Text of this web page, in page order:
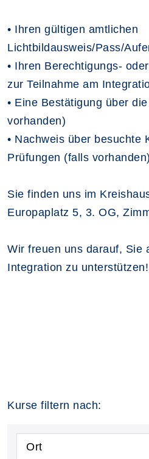
• Ihren gültigen amtlichen
Lichtbildausweis/Pass/
• Ihren Berechtigungs-
zur Teilnahme am
• Eine Bestätigung über
vorhanden)
• Nachweis über besuchte
Prüfungen (falls vorhanden)
Sie finden uns im
Europaplatz 5, 3. OG,
Wir freuen uns darauf, Sie
Integration zu unterstützen!
Kurse filtern nach:
Ort